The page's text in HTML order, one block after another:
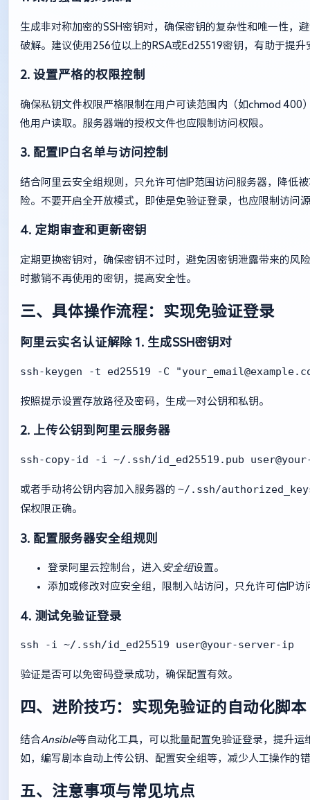
生成非对称加密的SSH密钥对，确保密钥的复杂性和唯一性，
破解。建议使用256位以上的RSA或Ed25519密钥，有助于提升
2. 设置严格的权限控制
确保私钥文件权限严格限制在用户可读范围内（如chmod 400
他用户读取。服务器端的授权文件也应限制访问权限。
3. 配置IP白名单与访问控制
结合阿里云安全组规则，只允许可信IP范围访问服务器，降低
险。不要开启全开放模式，即使是免验证登录，也应限制访问
4. 定期审查和更新密钥
定期更换密钥对，确保密钥不过时，避免因密钥泄露带来的风
时撤销不再使用的密钥，提高安全性。
三、具体操作流程：实现免验证登录
阿里云实名认证解除 1. 生成SSH密钥对
ssh-keygen -t ed25519 -C "
按照提示设置存放路径及密码，生成一对公钥和私钥。
2. 上传公钥到阿里云服务器
ssh-copy-id -i ~/.ssh/id_ed25519.pub
或者手动将公钥内容加入服务器的 ~/.ssh/
保权限正确。
3. 配置服务器安全组规则
登录阿里云控制台，进入 安全组设置。
添加或修改对应安全组，限制入站访问，只允许可信IP访
4. 测试免验证登录
ssh -i ~/.ssh/id_ed25519 user@your-server-ip
验证是否可以免密码登录成功，确保配置有效。
四、进阶技巧：实现免验证的自动化脚本
结合Ansible等自动化工具，可以批量配置免验证登录，提升运
如，编写剧本自动上传公钥、配置安全组等，减少人工操作的
五、注意事项与常见坑点